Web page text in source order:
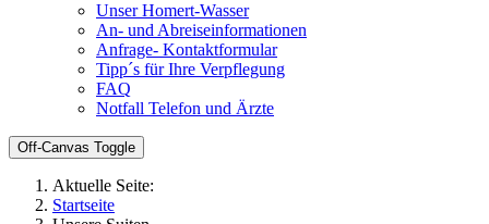
Unser Homert-Wasser
An- und Abreiseinformationen
Anfrage- Kontaktformular
Tipp´s für Ihre Verpflegung
FAQ
Notfall Telefon und Ärzte
Off-Canvas Toggle
Aktuelle Seite:
Startseite